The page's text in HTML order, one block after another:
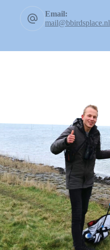
Email:
mail@bbirdsplace.nl